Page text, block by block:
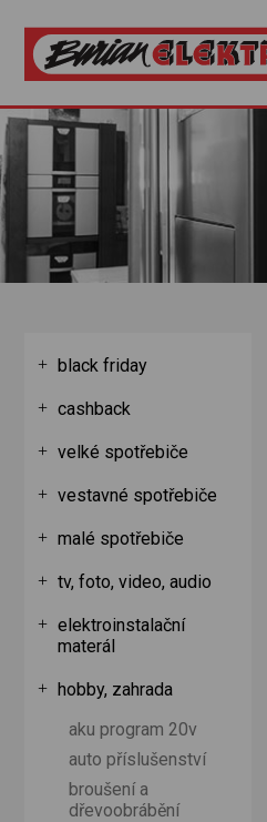
black friday
cashback
velké spotřebiče
vestavné spotřebiče
malé spotřebiče
tv, foto, video, audio
elektroinstalační
materál
hobby, zahrada
aku program 20v
auto příslušenství
broušení a
dřevoobrábění